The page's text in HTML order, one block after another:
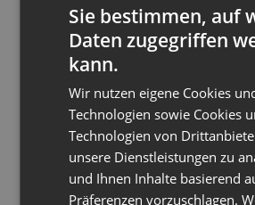
noch einen besseren ROI als
1,2 % in SaaS? Das ist immer
0,8 % bei Kaltakquise-E-Mails
Display-Anzeigen.
Der Schlüssel liegt nicht darin,
wechseln. Der Schlüssel liegt
Konversionsphase für Ihre
zu optimieren.
Sie bestimmen, auf
Daten zugegriffen
kann.
Wir nutzen eigene Cookies
Technologien sowie Cookies
Technologien von
unsere Dienstleistungen zu
und Ihnen Inhalte basierend
Präferenzen vorzuschlagen.